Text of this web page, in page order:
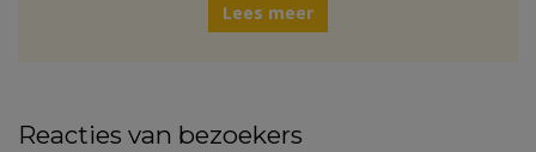
Lees meer
Reacties van bezoekers